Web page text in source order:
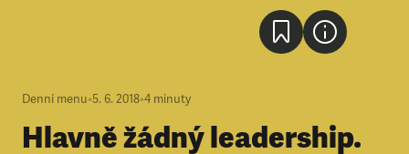
Denní menu•5. 6. 2018•4 minuty
Hlavně žádný leadership.